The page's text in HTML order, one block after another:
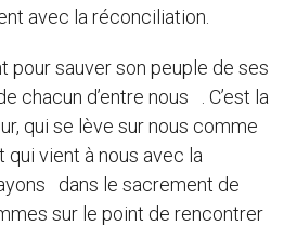
avec la réconciliation.
pour sauver son peuple de ses
chacun d’entre nous . C’est la
qui se lève sur nous comme
qui vient à nous avec la
dans le sacrement de
sur le point de rencontrer